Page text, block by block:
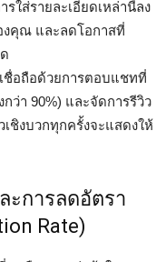
รใส่รายละเอียดเหล่านี้ลง
งคุณ และลดโอกาสที่
ชื่อถือด้วยการตอบแชทที่
กว่า 90%) และจัดการรีวิว
ชิงบวกทุกครั้งจะแสดงให้
ะการลดอัตรา
Rate)